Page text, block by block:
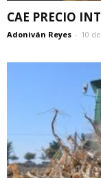
CAE PRECIO
Adoniván Reyes - 10